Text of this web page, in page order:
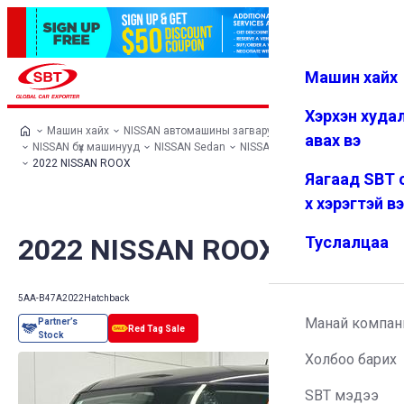
Дуртай Цэс
Машин хайх
Хэрхэн
авах вэ
Яагаад SBT
х хэрэгтэй
Туслалцаа
Манай
Холбоо барих
SBT мэдээ
Машин хайх
NISSAN автомашины загварууд
NISSAN бүх машинууд
NISSAN Sedan
NISSAN ROOX
2022 NISSAN ROOX
2022 NISSAN ROOX
5AA-B47A2022 Hatchback